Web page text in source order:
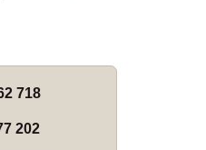
718
202